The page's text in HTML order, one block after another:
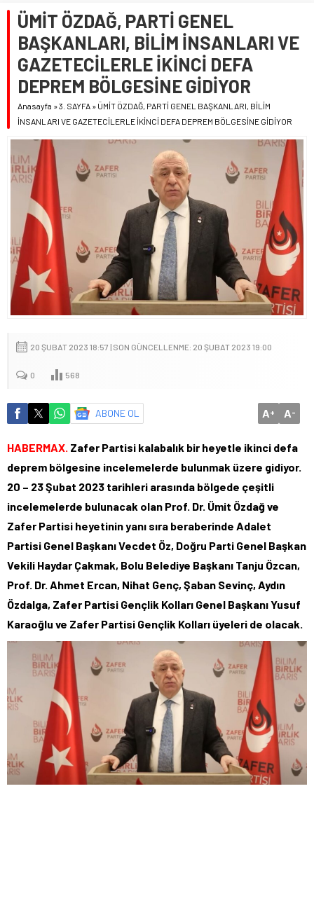
ÜMİT ÖZDAĞ, PARTİ GENEL
BAŞKANLARI, BİLİM İNSANLARI VE
GAZETECİLERLE İKİNCİ DEFA
DEPREM BÖLGESİNE GİDİYOR
Anasayfa »3. SAYFA » ÜMİT ÖZDAĞ, PARTİ GENEL BAŞKANLARI, BİLİM
İNSANLARI VE GAZETECİLERLE İKİNCİ DEFA DEPREM BÖLGESİNE GİDİYOR
20 ŞUBAT 2023 18:57 | SON GÜNCELLENME: 20 ŞUBAT 2023 19:00
0 568
ABONE OL A+ A-
HABERMAX. Zafer Partisi kalabalık bir heyetle ikinci defa
deprem bölgesine incelemelerde bulunmak üzere gidiyor.
20 – 23 Şubat 2023 tarihleri arasında bölgede çeşitli
incelemelerde bulunacak olan Prof. Dr. Ümit Özdağ ve
Zafer Partisi heyetinin yanı sıra beraberinde Adalet
Partisi Genel Başkanı Vecdet Öz, Doğru Parti Genel Başkan
Vekili Haydar Çakmak, Bolu Belediye Başkanı Tanju Özcan,
Prof. Dr. Ahmet Ercan, Nihat Genç, Şaban Sevinç, Aydın
Özdalga, Zafer Partisi Gençlik Kolları Genel Başkanı Yusuf
Karaoğlu ve Zafer Partisi Gençlik Kolları üyeleri de olacak.